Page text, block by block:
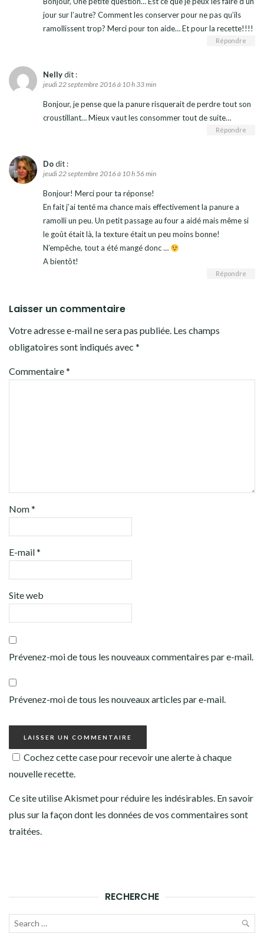
jour sur l’autre? Comment les conserver pour ne pas qu’ils
ramollissent trop? Merci pour ton aide… Et pour la recette!!!!
Répondre
Nellydit :
jeudi 22 septembre 2016 à 10 h 33 min
Bonjour, je pense que la panure risquerait de perdre tout son
croustillant… Mieux vaut les consommer tout de suite…
Répondre
Dodit :
jeudi 22 septembre 2016 à 10 h 56 min
Bonjour! Merci pour ta réponse!
En fait j’ai tenté ma chance mais effectivement la panure a
ramolli un peu. Un petit passage au four a aidé mais même si
le goût était là, la texture était un peu moins bonne!
N’empêche, tout a été mangé donc …
A bientôt!
Répondre
Laisser un commentaire
Votre adresse e-mail ne sera pas publiée. Les champs
obligatoires sont indiqués avec *
Commentaire*
Nom*
E-mail*
Site web
Prévenez-moi de tous les nouveaux commentaires par e-mail.
Prévenez-moi de tous les nouveaux articles par e-mail.
Cochez cette case pour recevoir une alerte à chaque
nouvelle recette.
Ce site utilise Akismet pour réduire les indésirables. En savoir
plus sur la façon dont les données de vos commentaires sont
traitées.
RECHERCHE
Recherche